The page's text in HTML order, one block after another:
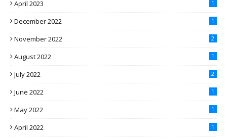
April 2023 1
December 2022 1
November 2022 2
August 2022 1
July 2022 2
June 2022 1
May 2022 1
April 2022 1